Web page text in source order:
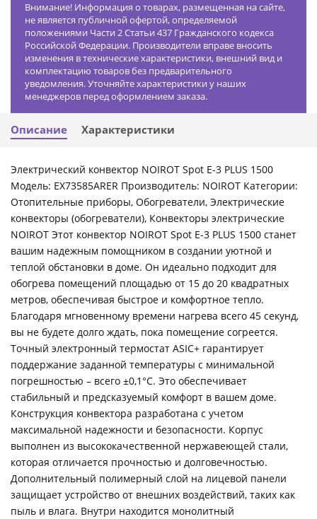
Внимание! Информация о товарах, размещенная на сайте,
не является публичной офертой, определяемой
положениями Части 2 Статьи 437 Гражданского кодекса
Российской Федерации. Производители вправе вносить
изменения в технические характеристики, внешний вид и
комплектацию товаров без предварительного
уведомления. Уточняйте характеристики у наших
менеджеров перед оформлением заказа.
Описание Характеристики
Электрический конвектор NOIROT Spot E-3 PLUS 1500
Модель: EX73585ARER Производитель: NOIROT Категории:
Отопительные приборы, Обогреватели, Электрические
конвекторы (обогреватели), Конвекторы электрические
NOIROT Этот конвектор NOIROT Spot E-3 PLUS 1500 станет
вашим надежным помощником в создании уютной и
теплой обстановки в доме. Он идеально подходит для
обогрева помещений площадью от 15 до 20 квадратных
метров, обеспечивая быстрое и комфортное тепло.
Благодаря мгновенному времени нагрева всего 45 секунд,
вы не будете долго ждать, пока помещение согреется.
Точный электронный термостат ASIC+ гарантирует
поддержание заданной температуры с минимальной
погрешностью – всего ±0,1°C. Это обеспечивает
стабильный и предсказуемый комфорт в вашем доме.
Конструкция конвектора разработана с учетом
максимальной надежности и безопасности. Корпус
выполнен из высококачественной нержавеющей стали,
которая отличается прочностью и долговечностью.
Дополнительный полимерный слой на лицевой панели
защищает устройство от внешних воздействий, таких как
пыль и влага. Внутри находится монолитный